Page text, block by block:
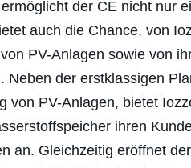
der CE nicht nur
auch die Chance, von
PV-Anlagen sowie von
Neben der erstklassigen
von PV-Anlagen, bietet
ihren
an. Gleichzeitig eröffnet